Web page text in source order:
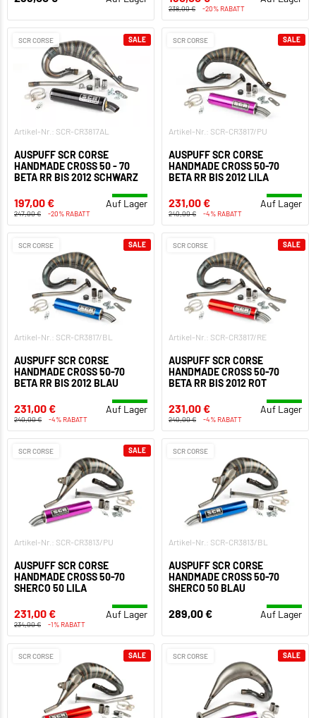
238,00 € -20% RABATT
SCR CORSE
Artikel-Nr.: SCR-CR3817AL
AUSPUFF SCR CORSE
HANDMADE CROSS 50 - 70
BETA RR BIS 2012 SCHWARZ
197,00 € Auf Lager
247,00 € -20% RABATT
SALE SCR CORSE
Artikel-Nr.: SCR-CR3817/PU
AUSPUFF SCR CORSE
HANDMADE CROSS 50-70
BETA RR BIS 2012 LILA
231,00 € Auf Lager
240,00 € -4% RABATT
SALE
SCR CORSE
Artikel-Nr.: SCR-CR3817/BL
AUSPUFF SCR CORSE
HANDMADE CROSS 50-70
BETA RR BIS 2012 BLAU
231,00 € Auf Lager
240,00 € -4% RABATT
SALE SCR CORSE
Artikel-Nr.: SCR-CR3817/RE
AUSPUFF SCR CORSE
HANDMADE CROSS 50-70
BETA RR BIS 2012 ROT
231,00 € Auf Lager
240,00 € -4% RABATT
SALE
SCR CORSE
Artikel-Nr.: SCR-CR3813/PU
AUSPUFF SCR CORSE
HANDMADE CROSS 50-70
SHERCO 50 LILA
231,00 € Auf Lager
234,00 € -1% RABATT
SALE SCR CORSE
Artikel-Nr.: SCR-CR3813/BL
AUSPUFF SCR CORSE
HANDMADE CROSS 50-70
SHERCO 50 BLAU
289,00 € Auf Lager
SCR CORSE SALE SCR CORSE SALE